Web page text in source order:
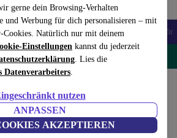
gerne dein Browsing-Verhalten
und Werbung für dich personalisieren – mit
Natürlich nur mit deinem
Einstellungen kannst du jederzeit
. Lies die
Datenverarbeiters.
nutzen
ANPASSEN
AKZEPTIEREN
Laptops Tablets Smartwatches Zubehör
– Code: LAPTOP5OFF -
G8 | Ryzen 7 5800U |